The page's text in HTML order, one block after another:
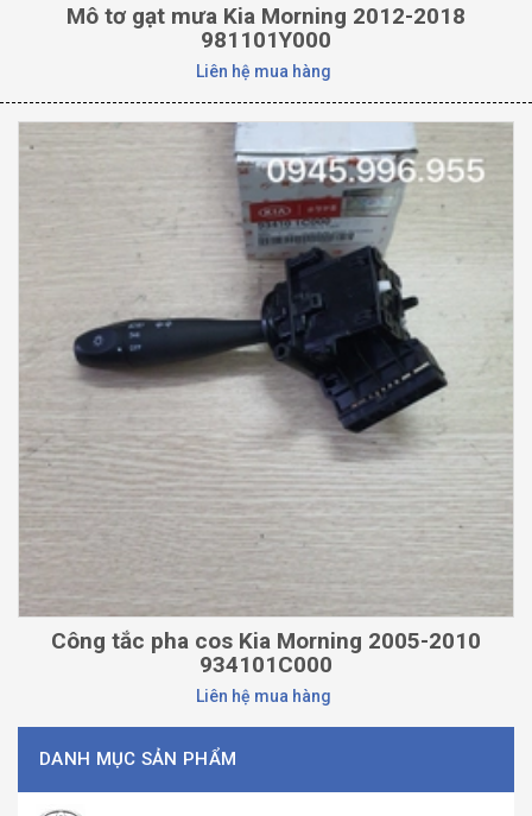
Mô tơ gạt mưa Kia Morning 2012-2018
981101Y000
Liên hệ mua hàng
Công tắc pha cos Kia Morning 2005-2010
934101C000
Liên hệ mua hàng
DANH MỤC SẢN PHẨM